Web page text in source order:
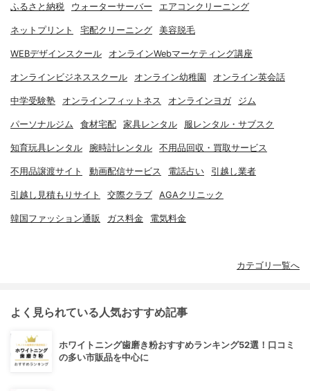
ふるさと納税 ウォーターサーバー エアコンクリーニング
ネットプリント 宅配クリーニング 美容脱毛
WEBデザインスクール オンラインWebマーケティング講座
オンラインビジネススクール オンライン幼稚園 オンライン英会話
中学受験塾 オンラインフィットネス オンラインヨガ ジム
パーソナルジム 食材宅配 家具レンタル 服レンタル・サブスク
知育玩具レンタル 腕時計レンタル 不用品回収・買取サービス
不用品譲渡サイト 動画配信サービス 電話占い 引越し業者
引越し見積もりサイト 交際クラブ AGAクリニック
韓国ファッション通販 ガス料金 電気料金
カテゴリ一覧へ
よく見られている人気おすすめ記事
ホワイトニング歯磨き粉おすすめランキング52選！口コミ
の多い市販品を中心に